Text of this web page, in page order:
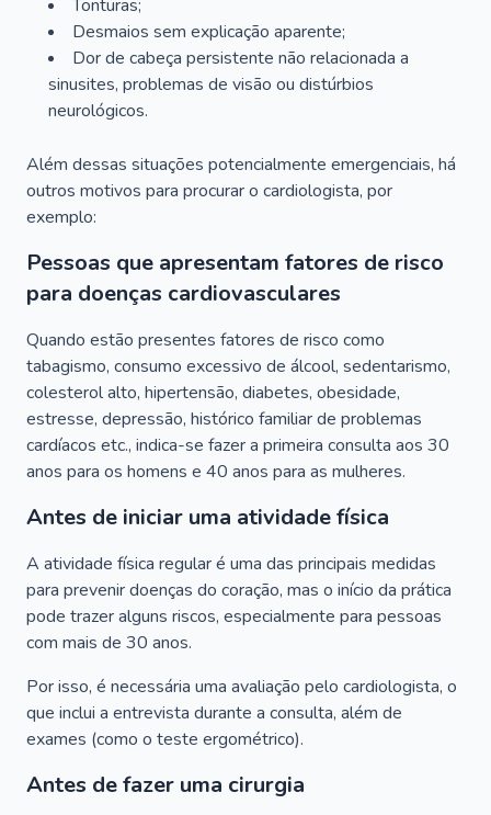
Tonturas;
Desmaios sem explicação aparente;
Dor de cabeça persistente não relacionada a
sinusites, problemas de visão ou distúrbios
neurológicos.
Além dessas situações potencialmente emergenciais, há
outros motivos para procurar o cardiologista, por
exemplo:
Pessoas que apresentam fatores de risco
para doenças cardiovasculares
Quando estão presentes fatores de risco como
tabagismo, consumo excessivo de álcool, sedentarismo,
colesterol alto, hipertensão, diabetes, obesidade,
estresse, depressão, histórico familiar de problemas
cardíacos etc., indica-se fazer a primeira consulta aos 30
anos para os homens e 40 anos para as mulheres.
Antes de iniciar uma atividade física
A atividade física regular é uma das principais medidas
para prevenir doenças do coração, mas o início da prática
pode trazer alguns riscos, especialmente para pessoas
com mais de 30 anos.
Por isso, é necessária uma avaliação pelo cardiologista, o
que inclui a entrevista durante a consulta, além de
exames (como o teste ergométrico).
Antes de fazer uma cirurgia